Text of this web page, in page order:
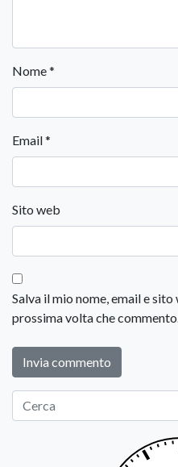
Nome*
Email*
Sito web
Salva il mio nome, email e
prossima volta che commento.